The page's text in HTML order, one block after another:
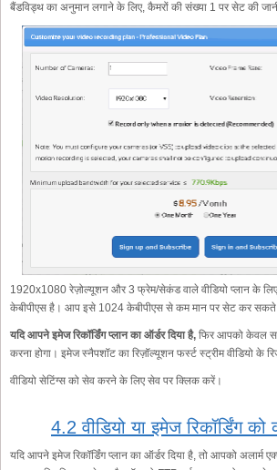
बैंडविड्थ का अनुमान लगाने के लिए, कैमरों की संख्या 1 पर सेट की
1920x1080 रेज़ोल्यूशन और 3 फ्रेम/सेकंड वाले वीडियो प्लान के
केबीपीएस है। आप इसे 1024 केबीपीएस से कम मान पर सेट कर
यदि आपने इमेज रिकॉर्डिंग प्लान का ऑर्डर दिया है, फिर आपको केवल
करना होगा। इमेज स्नैपशॉट का रिज़ॉल्यूशन फर्स्ट स्ट्रीम वीडियो के
वीडियो सेटिंग्स को सेव करने के लिए सेव पर क्लिक करें।
4.2 वीडियो या इमेज रिकॉर्डिंग
यदि आपने इमेज रिकॉर्डिंग प्लान का ऑर्डर दिया है, तो आपको अलार्म